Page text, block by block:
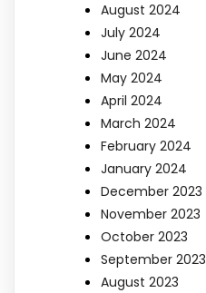
August 2024
July 2024
June 2024
May 2024
April 2024
March 2024
February 2024
January 2024
December 2023
November 2023
October 2023
September 2023
August 2023